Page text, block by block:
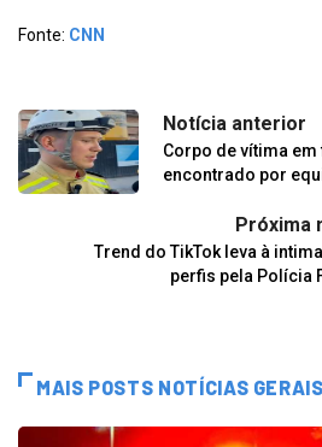
Fonte: CNN
Notícia anterior
Corpo de vítima
encontrado por
Próxima
Trend do TikTok leva à
perfis pela Polícia
MAIS POSTS NOTÍCIAS GERAIS